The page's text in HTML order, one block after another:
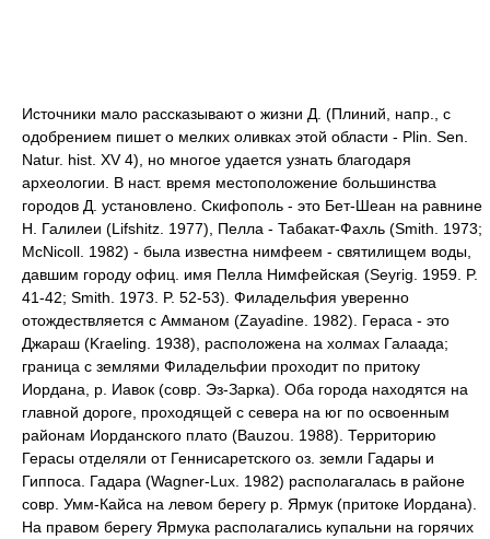
Источники мало рассказывают о жизни Д. (Плиний, напр., с
одобрением пишет о мелких оливках этой области - Plin. Sen.
Natur. hist. XV 4), но многое удается узнать благодаря
археологии. В наст. время местоположение большинства
городов Д. установлено. Скифополь - это Бет-Шеан на равнине
Н. Галилеи (Lifshitz. 1977), Пелла - Табакат-Фахль (Smith. 1973;
McNicoll. 1982) - была известна нимфеем - святилищем воды,
давшим городу офиц. имя Пелла Нимфейская (Seyrig. 1959. P.
41-42; Smith. 1973. P. 52-53). Филадельфия уверенно
отождествляется с Амманом (Zayadine. 1982). Гераса - это
Джараш (Kraeling. 1938), расположена на холмах Галаада;
граница с землями Филадельфии проходит по притоку
Иордана, р. Иавок (совр. Эз-Зарка). Оба города находятся на
главной дороге, проходящей с севера на юг по освоенным
районам Иорданского плато (Bauzou. 1988). Территорию
Герасы отделяли от Геннисаретского оз. земли Гадары и
Гиппоса. Гадара (Wagner-Lux. 1982) располагалась в районе
совр. Умм-Кайса на левом берегу р. Ярмук (притоке Иордана).
На правом берегу Ярмука располагались купальни на горячих